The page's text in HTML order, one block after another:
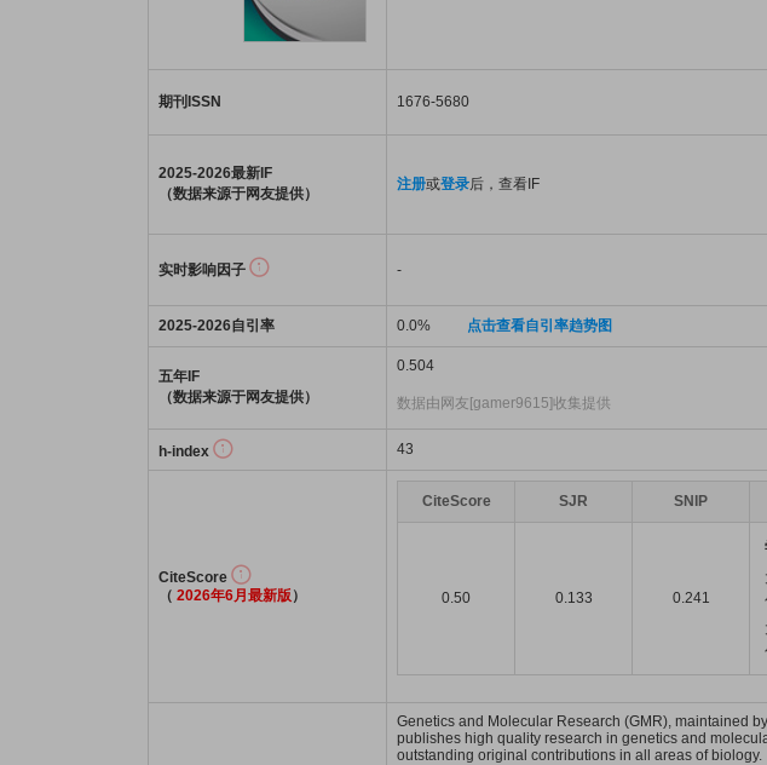
期刊ISSN 1676-5680
2025-2026最新IF
（数据来源于网友提供）
注册或登录后，查看IF
实时影响因子 -
2025-2026自引率 0.0% 点击查看自引率趋势图
五年IF
（数据来源于网友提供）
0.504
数据由网友[gamer9615]收集提供
h-index 43
CiteScore
（ 2026年6月最新版）
CiteScore SJR SNIP
0.50 0.133 0.241
Genetics and Molecular Research (GMR), maintained
publishes high quality research in genetics and
outstanding original contributions in all areas of biology.